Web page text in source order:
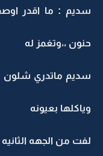
: ما اقدر اوصفلك
،،وتغمز له
ماتدري شلون
بعيونه
من الجهه الثانيه